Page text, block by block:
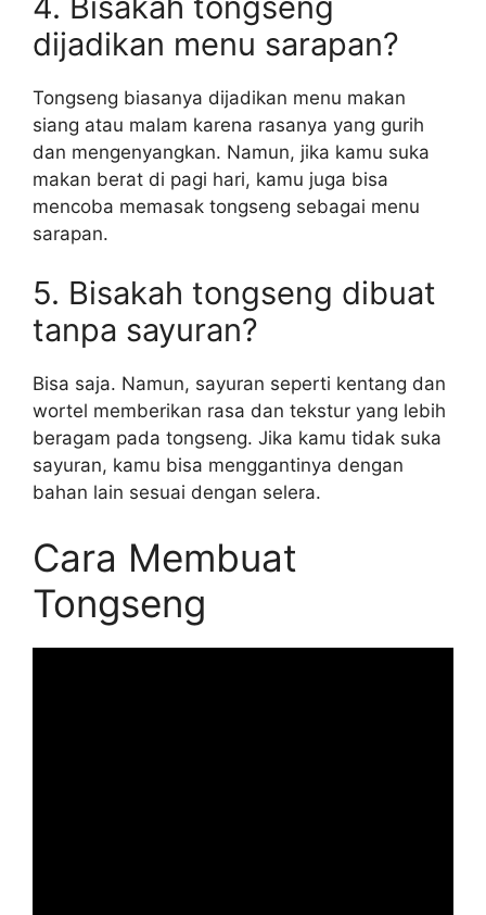
dijadikan menu sarapan?
Tongseng biasanya dijadikan menu makan
siang atau malam karena rasanya yang gurih
dan mengenyangkan. Namun, jika kamu suka
makan berat di pagi hari, kamu juga bisa
mencoba memasak tongseng sebagai menu
sarapan.
5. Bisakah tongseng dibuat
tanpa sayuran?
Bisa saja. Namun, sayuran seperti kentang dan
wortel memberikan rasa dan tekstur yang lebih
beragam pada tongseng. Jika kamu tidak suka
sayuran, kamu bisa menggantinya dengan
bahan lain sesuai dengan selera.
Cara Membuat
Tongseng